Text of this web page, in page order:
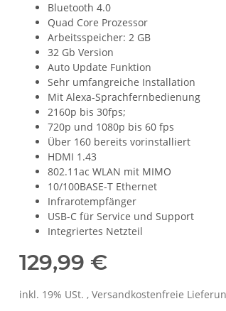
Bluetooth 4.0
Quad Core Prozessor
Arbeitsspeicher: 2 GB
32 Gb Version
Auto Update Funktion
Sehr umfangreiche Installation
Mit Alexa-Sprachfernbedienung
2160p bis 30fps;
720p und 1080p bis 60 fps
Über 160 bereits vorinstalliert
HDMI 1.43
802.11ac WLAN mit MIMO
10/100BASE-T Ethernet
Infrarotempfänger
USB-C für Service und Support
Integriertes Netzteil
129,99 €
inkl. 19% USt. , Versandkostenfreie